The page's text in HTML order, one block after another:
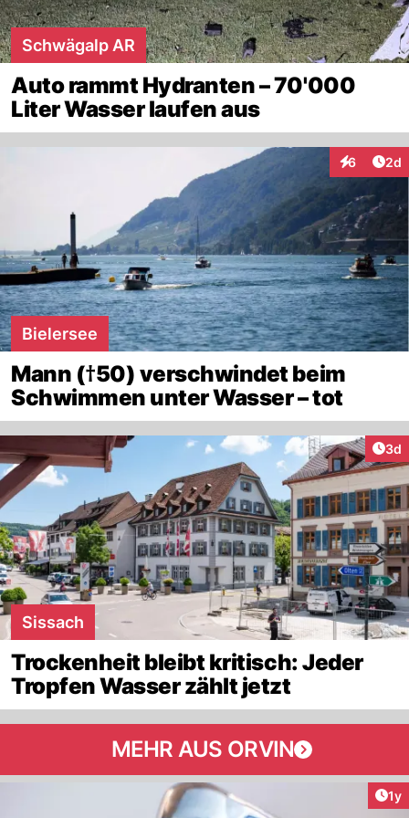
Schwägalp AR
Auto rammt Hydranten – 70'000
Liter Wasser laufen aus
6 2d
Bielersee
Mann (†50) verschwindet beim
Schwimmen unter Wasser – tot
3d
Sissach
Trockenheit bleibt kritisch: Jeder
Tropfen Wasser zählt jetzt
MEHR AUS ORVIN
1y